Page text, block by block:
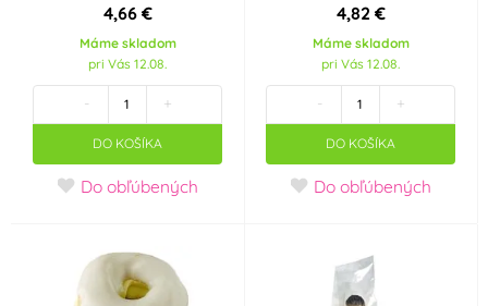
4,66 €
Máme skladom
pri Vás 12.08.
- +
DO KOŠÍKA
Do obľúbených
4,82 €
Máme skladom
pri Vás 12.08.
- +
DO KOŠÍKA
Do obľúbených